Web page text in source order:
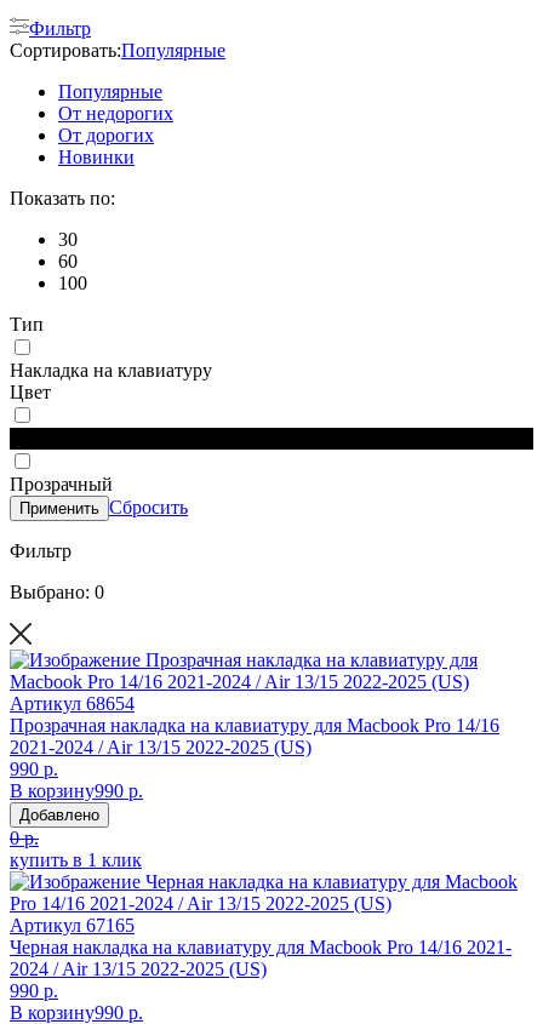
Фильтр
Сортировать:Популярные
Популярные
От недорогих
От дорогих
Новинки
Показать по:
30
60
100
Тип
Накладка на клавиатуру
Цвет
Прозрачный
Применить Сбросить
Фильтр
Выбрано: 0
Артикул 68654
Прозрачная накладка на клавиатуру для Macbook Pro 14/16
2021-2024 / Air 13/15 2022-2025 (US)
990 р.
В корзину990 р.
Добавлено
0 р.
купить в 1 клик
Артикул 67165
Черная накладка на клавиатуру для Macbook Pro 14/16 2021-
2024 / Air 13/15 2022-2025 (US)
990 р.
В корзину990 р.